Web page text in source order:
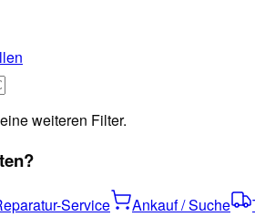
weiteren Filter.
Service Ankauf / Suche